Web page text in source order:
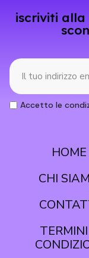
iscriviti alla
Accetto le
HOME
CHI